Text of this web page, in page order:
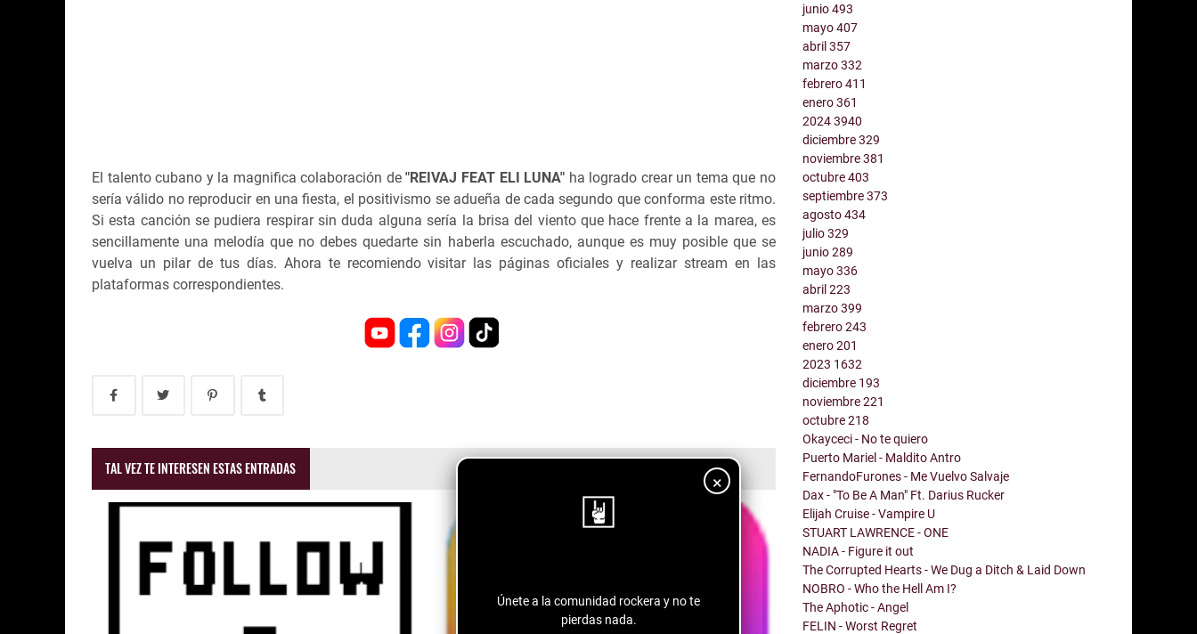
×
Únete a la comunidad rockera y no te
pierdas nada.
El talento cubano y la magnifica colaboración de"REIVAJ FEAT ELI LUNA" ha logrado crear un tema que no
sería válido no reproducir en una fiesta, el positivismo se adueña de cada segundo que conforma este ritmo.
Si esta canción se pudiera respirar sin duda alguna sería la brisa del viento que hace frente a la marea, es
sencillamente una melodía que no debes quedarte sin haberla escuchado, aunque es muy posible que se
vuelva un pilar de tus días. Ahora te recomiendo visitar las páginas oficiales y realizar stream en las
plataformas correspondientes.
TAL VEZ TE INTERESEN ESTAS ENTRADAS
junio493
mayo407
abril357
marzo332
febrero411
enero361
20243940
diciembre329
noviembre381
octubre403
septiembre373
agosto434
julio329
junio289
mayo336
abril223
marzo399
febrero243
enero201
2023 1632
diciembre 193
noviembre221
octubre218
Okayceci - No te quiero
Puerto Mariel - Maldito Antro
FernandoFurones - Me Vuelvo Salvaje
Dax - "To Be A Man" Ft. Darius Rucker
Elijah Cruise - Vampire U
STUART LAWRENCE - ONE
NADIA - Figure it out
The Corrupted Hearts - We Dug a Ditch & Laid Down
NOBRO - Who the Hell Am I?
The Aphotic - Angel
FELIN - Worst Regret